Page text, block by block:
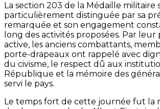
La section 203 de la Médaille militaire
particulièrement distinguée par sa
remarquée et son engagement
long des activités proposées. Par
active, les anciens combattants,
porte-drapeaux ont rappelé avec
du civisme, le respect dû aux
République et la mémoire des
servi le pays.
Le temps fort de cette journée fut la